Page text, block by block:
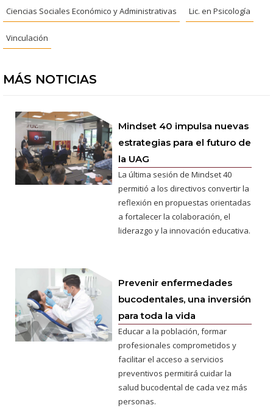
Ciencias Sociales Económico y Administrativas Lic. en Psicología
Vinculación
MÁS NOTICIAS
Mindset 40 impulsa nuevas
estrategias para el futuro de
la UAG
La última sesión de Mindset 40
permitió a los directivos convertir la
reflexión en propuestas orientadas
a fortalecer la colaboración, el
liderazgo y la innovación educativa.
Prevenir enfermedades
bucodentales, una inversión
para toda la vida
Educar a la población, formar
profesionales comprometidos y
facilitar el acceso a servicios
preventivos permitirá cuidar la
salud bucodental de cada vez más
personas.